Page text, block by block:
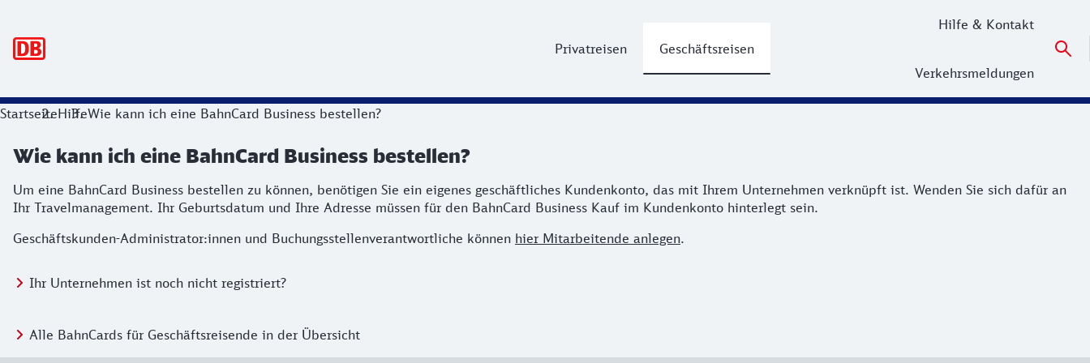
Privatreisen Geschäftsreisen
Hilfe & Kontakt
Verkehrsmeldungen
StartseiteHilfeWie kann ich eine BahnCard Business bestellen?
Wie kann ich eine BahnCard Business bestellen?
Um eine BahnCard Business bestellen zu können, benötigen Sie ein eigenes geschäftliches Kundenkonto, das mit Ihrem Unternehmen verknüpft ist. Wenden Sie sich dafür an
Ihr Travelmanagement. Ihr Geburtsdatum und Ihre Adresse müssen für den BahnCard Business Kauf im Kundenkonto hinterlegt sein.
Geschäftskunden-Administrator:innen und Buchungsstellenverantwortliche können hier Mitarbeitende anlegen.
Ihr Unternehmen ist noch nicht registriert?
Alle BahnCards für Geschäftsreisende in der Übersicht